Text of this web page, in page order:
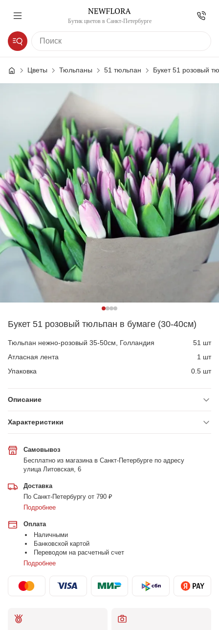
Бутик цветов в Санкт-Петербурге
Цветы Тюльпаны 51 тюльпан Букет 51 розовый
Букет 51 розовый тюльпан в бумаге (30-40см)
Тюльпан нежно-розовый 35-50см, Голландия
51 шт
Атласная лента
1 шт
Упаковка
0.5 шт
Описание
Характеристики
Самовывоз
Бесплатно из магазина в Санкт-Петербурге по адресу
улица Литовская, 6
Доставка
По Санкт-Петербургу от 790 ₽
Подробнее
Оплата
Наличными
Банковской картой
Переводом на расчетный счет
Подробнее